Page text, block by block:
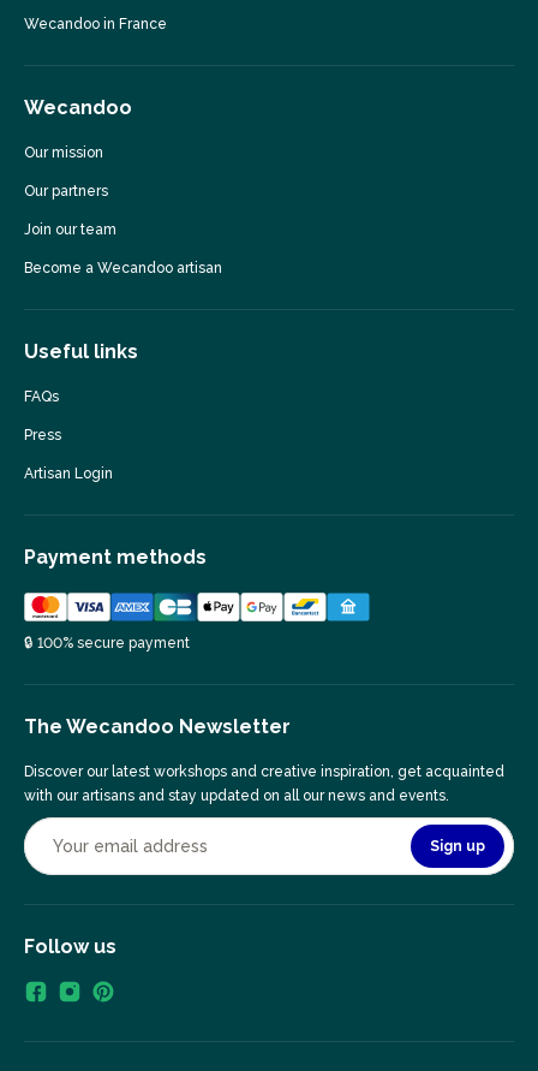
Wecandoo in France
Wecandoo
Our mission
Our partners
Join our team
Become a Wecandoo artisan
Useful links
FAQs
Press
Artisan Login
Payment methods
🔒 100% secure payment
The Wecandoo Newsletter
Discover our latest workshops and creative inspiration, get acquainted
with our artisans and stay updated on all our news and events.
Sign up
Follow us